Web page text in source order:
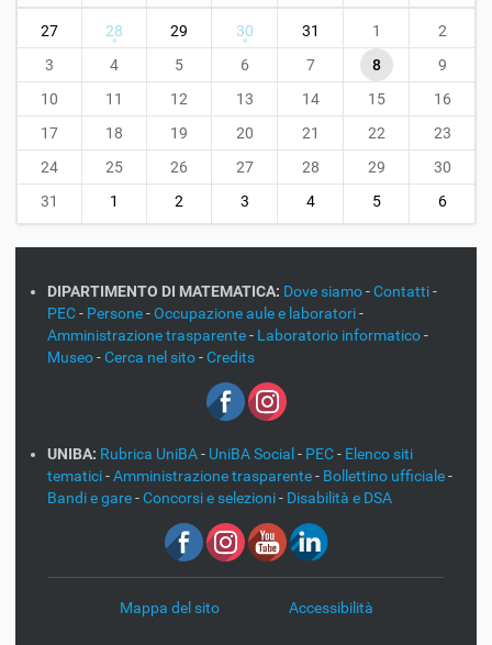
t
8
27 28 29 30 31 1
2
3
4 5 6 7 8
9
10
11 12 13 14 15
16
17
18 19 20 21 22
23
24
25 26 27 28 29
30
31
1 2 3 4 5 6
DIPARTIMENTO DI MATEMATICA: Dove siamo-Contatti-
PEC- Persone-Occupazione aule e laboratori-
Amministrazione trasparente- Laboratorio informatico-
Museo-Cerca nel sito-Credits
UNIBA: Rubrica UniBA- UniBA Social - PEC- Elenco siti
tematici-Amministrazione trasparente- Bollettino ufficiale-
Bandi e gare-Concorsi e selezioni- Disabilità e DSA
Mappa del sito Accessibilità